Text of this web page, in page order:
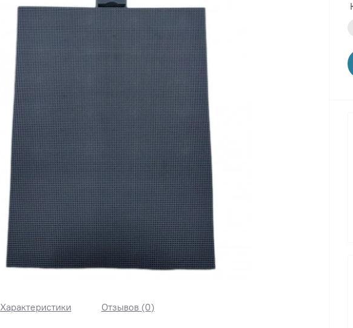
Характеристики Отзывов (0)